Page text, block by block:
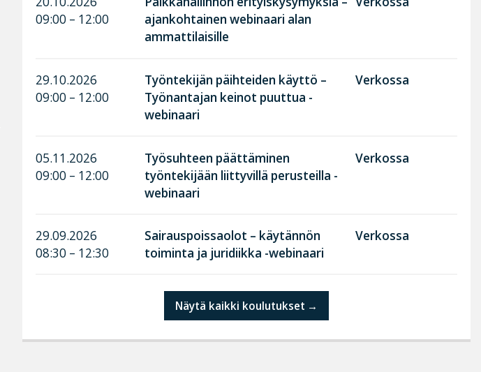
09:00 – 12:00
ajankohtainen webinaari alan
ammattilaisille
29.10.2026
09:00 – 12:00
Työntekijän päihteiden käyttö –
Työnantajan keinot puuttua -
webinaari
Verkossa
05.11.2026
09:00 – 12:00
Työsuhteen päättäminen
työntekijään liittyvillä perusteilla -
webinaari
Verkossa
29.09.2026
08:30 – 12:30
Sairauspoissaolot – käytännön
toiminta ja juridiikka -webinaari
Verkossa
Näytä kaikki koulutukset